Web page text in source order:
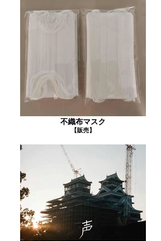
不織布マスク
【販売】